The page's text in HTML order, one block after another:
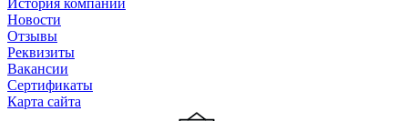
Новости
Отзывы
Реквизиты
Вакансии
Сертификаты
Карта сайта